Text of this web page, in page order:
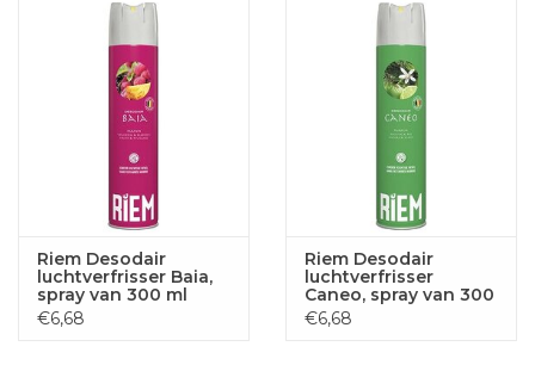
Riem Desodair
luchtverfrisser Baia,
spray van 300 ml
€6,68
Riem Desodair
luchtverfrisser
Caneo, spray van 300
ml
€6,68